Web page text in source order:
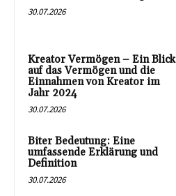
30.07.2026
Kreator Vermögen – Ein Blick
auf das Vermögen und die
Einnahmen von Kreator im
Jahr 2024
30.07.2026
Biter Bedeutung: Eine
umfassende Erklärung und
Definition
30.07.2026